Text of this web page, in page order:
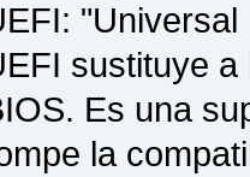
sustituye
Es una
la